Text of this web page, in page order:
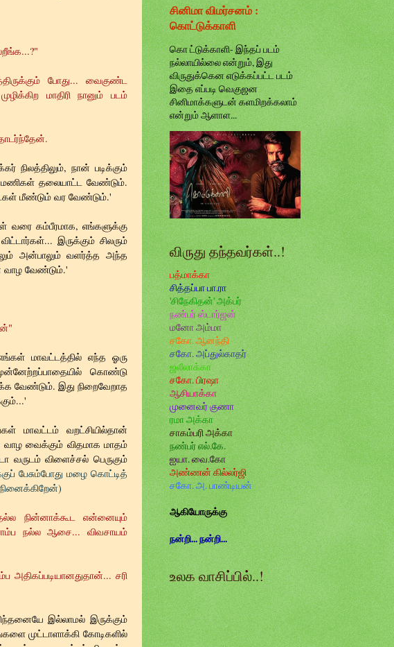
போது... வைகுண்ட
மாதிரி நானும் படம்
நிலத்திலும், நான் படிக்கும்
மணிகள் தலையாட்ட வேண்டும்.
மீண்டும் வர வேண்டும்.'
வரை கம்பீரமாக, எங்களுக்கு
இருக்கும் சிலரும்
அன்பாலும் வளர்த்த அந்த
வாழ வேண்டும்.'
மாவட்டத்தில் எந்த ஓரு
கொண்டு
வேண்டும். இது நிறைவேறாத
மாவட்டம் வறட்சியில்தான்
வாழ வைக்கும் விதமாக மாதம்
வருடம் விளைச்சல் பெருகும்
பேசும்போது மழை கொட்டித்
நின்னாக்கூட என்னையும்
நல்ல ஆசை... விவசாயம்
சரி
இல்லாமல் இருக்கும்
முட்டாளாக்கி கோடிகளில்
சினிமா விமர்சனம் :
கொட்டுக்காளி
கொ ட்டுக்காளி- இந்தப் படம்
நல்லாயில்லை என்றும், இது
விருதுக்கென எடுக்கப்பட்ட படம்
இதை எப்படி வெகுஜன
சினிமாக்களுடன் களமிறக்கலாம்
என்றும் ஆளாள...
விருது தந்தவர்கள்..!
பத்மாக்கா
சித்தப்பா பா.ரா
'சிநேகிதன்' அக்பர்
நண்பர் ஸ்டார்ஜன்
மனோ அம்மா
சகோ. ஆனந்தி
சகோ. அப்துல்காதர்
ஜலீலாக்கா
சகோ. பிரஷா
ஆசியாக்கா
முனைவர் குணா
ரமா அக்கா
சாகம்பரி அக்கா
நண்பர் எல்.கே.
ஐயா. வை.கோ
அண்ணன் கில்லர்ஜி
சகோ. அ. பாண்டியன்
ஆகியோருக்கு
நன்றி... நன்றி...
உலக வாசிப்பில்..!